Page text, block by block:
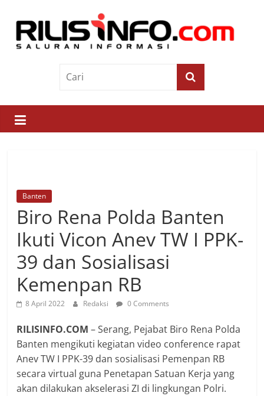
contentRilis
Saluran
Informasi
Banten
Biro Rena Polda Banten
Ikuti Vicon Anev TW I PPK-
39 dan Sosialisasi
Kemenpan RB
8 April 2022 Redaksi 0 Comments
RILISINFO.COM – Serang, Pejabat Biro Rena Polda
Banten mengikuti kegiatan video conference rapat
Anev TW I PPK-39 dan sosialisasi Pemenpan RB
secara virtual guna Penetapan Satuan Kerja yang
akan dilakukan akselerasi ZI di lingkungan Polri.